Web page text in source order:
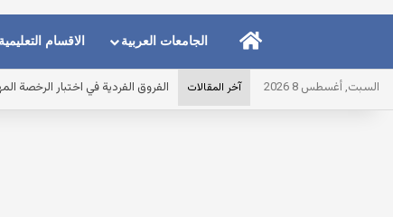
الرئيسيةالجامعات العربية الاقسام التعليمية
السبت, أغسطس 8 2026 آخر المقالات سؤال مهم..مقاييس النزعة المركزية